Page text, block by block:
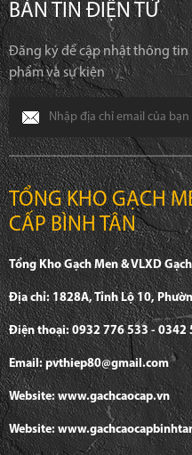
BẢN TIN ĐIỆN TỬ
Đăng ký để cập nhật thông tin
phẩm và sự kiện
TỔNG KHO GẠCH
CẤP BÌNH TÂN
Tổng Kho Gạch Men & VLXD
Địa chỉ: 1828A, Tỉnh Lộ 10,
Điện thoại: 0932 776 533 - 0342
Email: pvthiep80@gmail.com
Website: www.gachcaocap.vn
Website: